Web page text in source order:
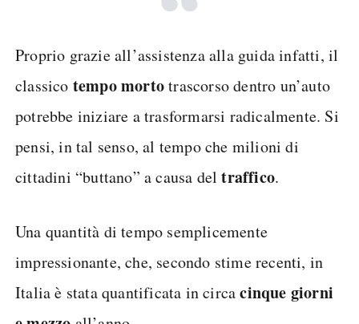
Proprio grazie all’assistenza alla guida infatti, il
classico tempo mortotrascorso dentro un’auto
potrebbe iniziare a trasformarsi radicalmente. Si
pensi, in tal senso, al tempo che milioni di
cittadini “buttano” a causa deltraffico.
Una quantità di tempo semplicemente
impressionante, che, secondo stime recenti, in
Italia è stata quantificata in circacinque giorni